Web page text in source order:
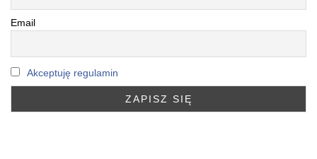
Email
Akceptuję regulamin